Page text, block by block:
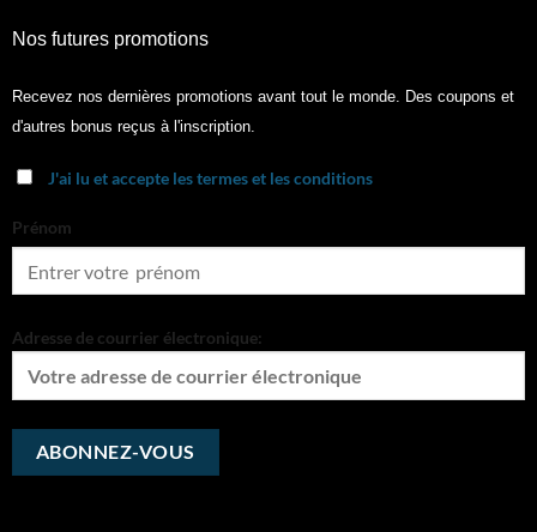
Nos futures promotions
Recevez nos dernières promotions avant tout le monde. Des coupons et
d'autres bonus reçus à l'inscription.
J'ai lu et accepte les termes et les conditions
Prénom
Adresse de courrier électronique: